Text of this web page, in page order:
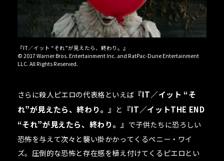
『IT／イット “それ”が見えたら、終わり。』
© 2017 Warner Bros. Entertainment Inc. and RatPac-Dune Entertainment
LLC. All Rights Reserved.
さらに殺人ピエロの代表格といえば 『IT／イット “そ
れ”が見えたら、終わり。』 と 『IT／イットTHE END
“それ”が見えたら、終わり。』 で子供たちに恐ろしい
恐怖を与えて次々と襲い掛かかってくるペニー・ワイ
ズ。圧倒的な恐怖と存在感を植え付けてくるピエロとい